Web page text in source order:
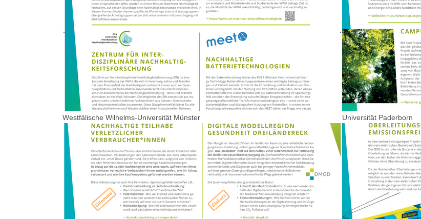
Westfälische Wilhelms-Universität Münster Universität Paderborn